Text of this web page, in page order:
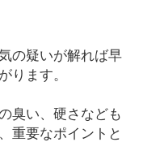
の疑いが解れば早
ります。
臭い、硬さなども
重要なポイントと